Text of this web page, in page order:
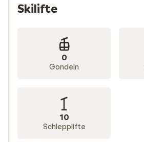
Skilifte
0
Gondeln
10
Schlepplifte